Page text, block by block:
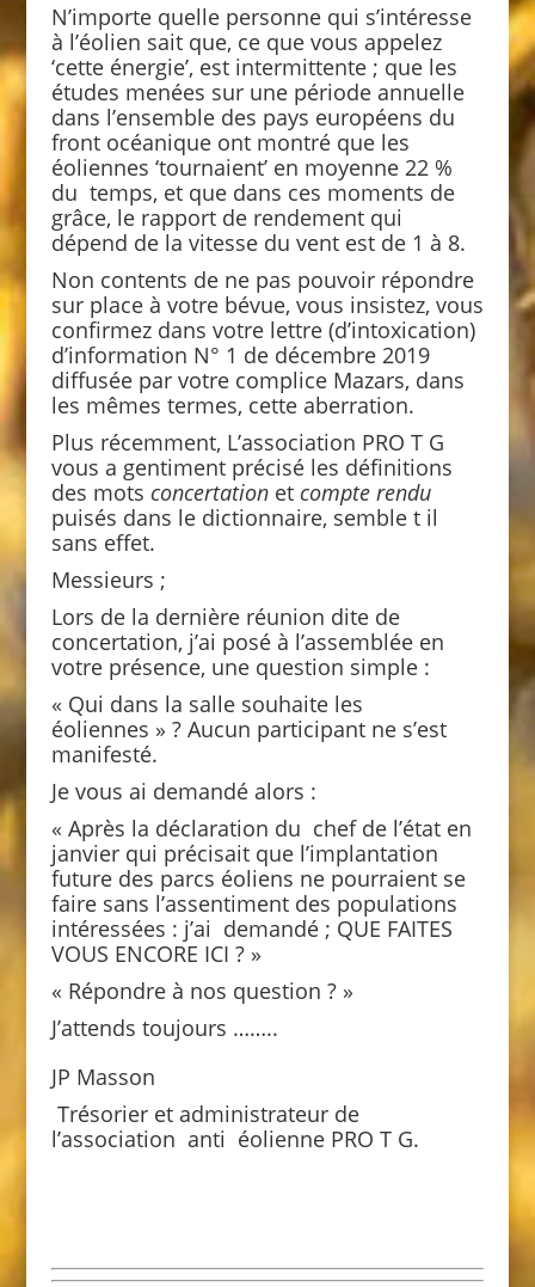
N’importe quelle personne qui s’intéresse
à l’éolien sait que, ce que vous appelez
‘cette énergie’, est intermittente ; que les
études menées sur une période annuelle
dans l’ensemble des pays européens du
front océanique ont montré que les
éoliennes ‘tournaient’ en moyenne 22 %
du temps, et que dans ces moments de
grâce, le rapport de rendement qui
dépend de la vitesse du vent est de 1 à 8.
Non contents de ne pas pouvoir répondre
sur place à votre bévue, vous insistez, vous
confirmez dans votre lettre (d’intoxication)
d’information N° 1 de décembre 2019
diffusée par votre complice Mazars, dans
les mêmes termes, cette aberration.
Plus récemment, L’association PRO T G
vous a gentiment précisé les définitions
des mots concertationet compte rendu
puisés dans le dictionnaire, semble t il
sans effet.
Messieurs ;
Lors de la dernière réunion dite de
concertation, j’ai posé à l’assemblée en
votre présence, une question simple :
« Qui dans la salle souhaite les
éoliennes » ? Aucun participant ne s’est
manifesté.
Je vous ai demandé alors :
« Après la déclaration du chef de l’état en
janvier qui précisait que l’implantation
future des parcs éoliens ne pourraient se
faire sans l’assentiment des populations
intéressées : j’ai demandé ; QUE FAITES
VOUS ENCORE ICI ? »
« Répondre à nos question ? »
J’attends toujours ……..
JP Masson
Trésorier et administrateur de
l’association anti éolienne PRO T G.